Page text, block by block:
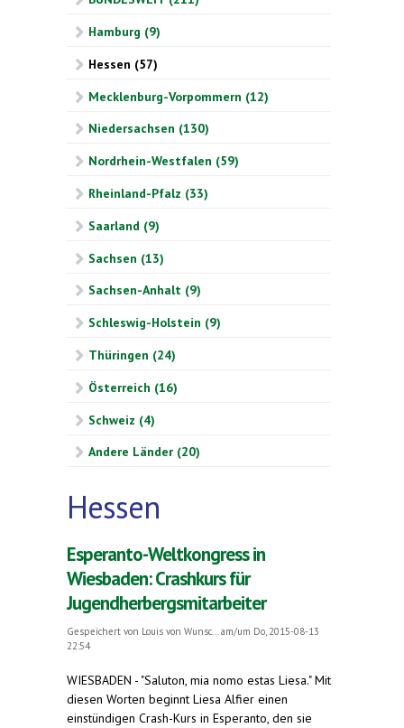
Hamburg (9)
Hessen (57)
Mecklenburg-Vorpommern (12)
Niedersachsen (130)
Nordrhein-Westfalen (59)
Rheinland-Pfalz (33)
Saarland (9)
Sachsen (13)
Sachsen-Anhalt (9)
Schleswig-Holstein (9)
Thüringen (24)
Österreich (16)
Schweiz (4)
Andere Länder (20)
Hessen
Esperanto-Weltkongress in
Wiesbaden: Crashkurs für
Jugendherbergsmitarbeiter
Gespeichert von Louis von Wunsc...am/um Do, 2015-08-13
22:54
WIESBADEN - "Saluton, mia nomo estas Liesa." Mit
diesen Worten beginnt Liesa Alfier einen
einstündigen Crash-Kurs in Esperanto, den sie